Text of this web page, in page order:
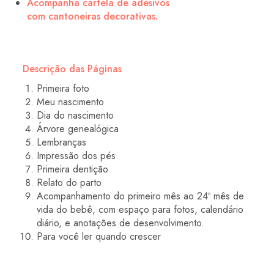
com cantoneiras decorativas.
Descrição das Páginas
Primeira foto
Meu nascimento
Dia do nascimento
Árvore genealógica
Lembranças
Impressão dos pés
Primeira dentição
Relato do parto
Acompanhamento do primeiro mês ao 24º mês de
vida do bebê, com espaço para fotos, calendário
diário, e anotações de desenvolvimento.
Para você ler quando crescer